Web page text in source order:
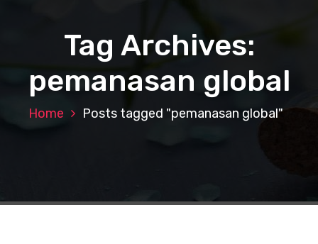
Tag Archives:
pemanasan global
Home Posts tagged "pemanasan global"